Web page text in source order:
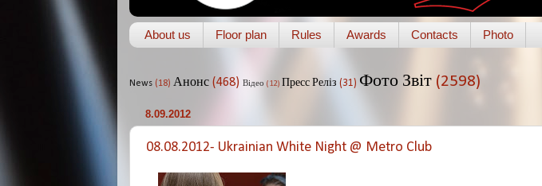
About us Floor plan Rules Awards Contacts Photo
News (18) Анонс (468) Відео (12) Пресс Реліз (31) Фото Звіт (2598)
8.09.2012
08.08.2012- Ukrainian White Night @ Metro Club